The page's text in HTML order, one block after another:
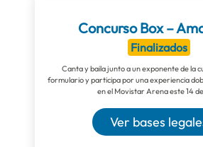
Concurso Box –
Finalizados
Canta y baila junto a un exponente de la
formulario y participa por una experiencia
en el Movistar Arena este 14
Ver bases